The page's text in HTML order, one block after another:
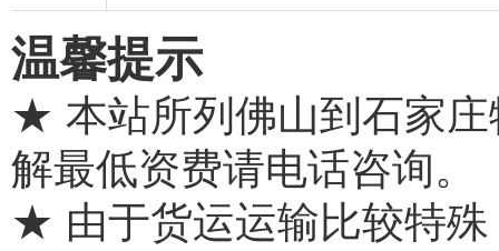
温馨提示
★ 本站所列佛山到石家庄
解最低资费请电话咨询。
★ 由于货运运输比较特殊